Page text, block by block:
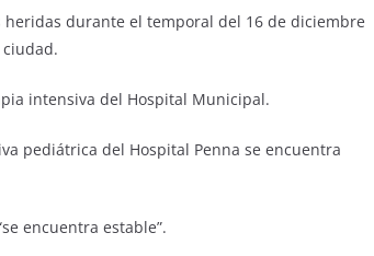
durante el temporal del 16 de diciembre
intensiva del Hospital Municipal.
pediátrica del Hospital Penna se encuentra
encuentra estable”.